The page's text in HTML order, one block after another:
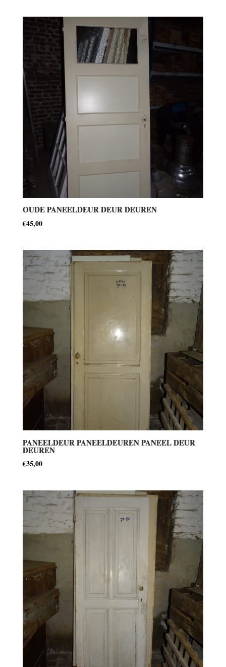
OUDE PANEELDEUR DEUR DEUREN
€45,00
PANEELDEUR PANEELDEUREN PANEEL DEUR
DEUREN
€35,00